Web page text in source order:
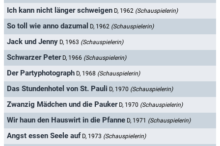
Ich kann nicht länger schweigen D, 1962 (Schauspielerin)
So toll wie anno dazumal D, 1962 (Schauspielerin)
Jack und Jenny D, 1963 (Schauspielerin)
Schwarzer Peter D, 1966 (Schauspielerin)
Der Partyphotograph D, 1968 (Schauspielerin)
Das Stundenhotel von St. Pauli D, 1970 (Schauspielerin)
Zwanzig Mädchen und die Pauker D, 1970 (Schauspielerin)
Wir haun den Hauswirt in die Pfanne D, 1971 (Schauspielerin)
Angst essen Seele auf D, 1973 (Schauspielerin)